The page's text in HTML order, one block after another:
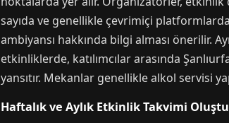
sayıda ve genellikle çevrimiçi
ambiyansı hakkında bilgi alması önerilir.
etkinliklerde, katılımcılar arasında
yansıtır. Mekanlar genellikle alkol servisi
Haftalık ve Aylık Etkinlik Takvimi